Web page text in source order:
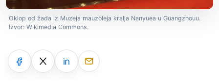
Oklop od žada iz Muzeja mauzoleja kralja Nanyuea u Guangzhouu.
Izvor: Wikimedia Commons.